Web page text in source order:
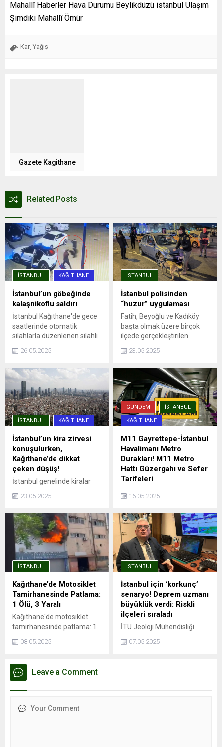
Mahallî Haberler Hava Durumu Beylikdüzü istanbul Ulaşım
Şimdiki Mahallî Ömür
Kar, Yağış
Gazete Kagithane
Related Posts
İSTANBUL KAĞITHANE
İstanbul’un göbeğinde
kalaşnikoflu saldırı
İstanbul Kağıthane'de gece
saatlerinde otomatik
silahlarla düzenlenen silahlı
Ümit Engin şans eseri yara
güvenlik kamerasına
yansıdı.
26.05.2025
İSTANBUL
İstanbul polisinden
“huzur” uygulaması
Fatih, Beyoğlu ve Kadıköy
başta olmak üzere birçok
ilçede gerçekleştirilen
müdürlükleri, Asayiş, Özel
Denetleme şube
müdürlüklerinden ekipler
katıldı. Uygulama
noktalarında durdurulan
araçlar detaylı ...
23.05.2025
İSTANBUL KAĞITHANE
İstanbul’un kira zirvesi
konuşulurken,
Kağıthane’de dikkat
çeken düşüş!
İstanbul genelinde kiralar
rekor seviyelere ulaşırken,
Sarıyer, Beşiktaş ve Kadıköy
90 bin TL’yi aşmış durumda.
Endeksa verilerine göre,
İstanbul’da kira fiyatları bir
önceki yıla göre %41,49
artarak ortalama 26.490
TL’ye yükseldi. Ancak bu
genel artış trendinin aksine,
Kağıthane kiralık ve satılık
konut değer artışında
İstanbul’un en...
23.05.2025
GÜNDEM İSTANBUL
KAĞITHANE
M11 Gayrettepe-İstanbul
Havalimanı Metro
Durakları! M11 Metro
Hattı Güzergahı ve Sefer
Tarifeleri
İstanbul'da şehrin dört bir
yanına hızlı ve güvenli
metro hatları, aynı zamanda
trafik sorununa da büyük
ölçüde çözüm oluyor.
Avrupa Yakası'nda önemli
aktarma istasyonları ile
entegrasyonu olan ve
İstanbul Havalimanı'na ...
16.05.2025
İSTANBUL
Kağıthane’de Motosiklet
Tamirhanesinde Patlama:
1 Ölü, 3 Yaralı
Kağıthane'de motosiklet
tamirhanesinde patlama: 1
esnasında depoda mahsur
kaybettiİSTANBUL - İstanbul
Kağıthane'de motosiklet
meydana geldiği iddia edildi.
08.05.2025
İSTANBUL
İstanbul için ‘korkunç’
senaryo! Deprem uzmanı
büyüklük verdi: Riskli
ilçeleri sıraladı
İTÜ Jeoloji Mühendisliği
Yaltırak, İstanbul’da
07.05.2025
Leave a Comment